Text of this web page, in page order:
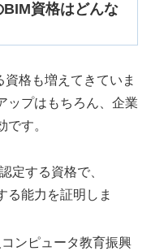
資格はどんな
格も増えてきていま
ップはもちろん、企業
す。
定する資格で、
る能力を証明しま
ンピュータ教育振興